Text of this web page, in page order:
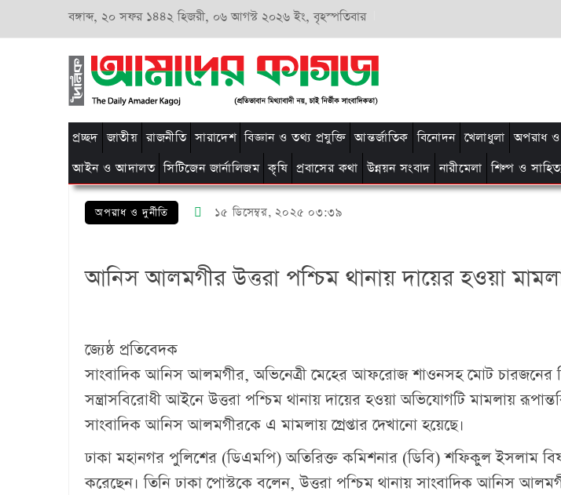
বঙ্গাব্দ, ২০ সফর ১৪৪২ হিজরী, ০৬ আগস্ট ২০২৬ ইং, বৃহস্পতিবার
প্রচ্ছদ জাতীয় রাজনীতি সারাদেশ বিজ্ঞান ও তথ্য প্রযুক্তি আন্তর্জাতিক বিনোদন খেলাধুলা অপরাধ ও
আইন ও আদালত সিটিজেন জার্নালিজম কৃষি প্রবাসের কথা উন্নয়ন সংবাদ নারীমেলা শিল্প ও
অপরাধ ও দুর্নীতি ১৫ ডিসেম্বর, ২০২৫ ০৩:৩৯
আনিস আলমগীর উত্তরা পশ্চিম থানায় দায়ের হওয়া
জ্যেষ্ঠ প্রতিবেদক
সাংবাদিক আনিস আলমগীর, অভিনেত্রী মেহের আফরোজ শাওনসহ মোট চারজনের
সন্ত্রাসবিরোধী আইনে উত্তরা পশ্চিম থানায় দায়ের হওয়া অভিযোগটি মামলায়
সাংবাদিক আনিস আলমগীরকে এ মামলায় গ্রেপ্তার দেখানো হয়েছে।
ঢাকা মহানগর পুলিশের (ডিএমপি) অতিরিক্ত কমিশনার (ডিবি) শফিকুল ইসলাম
করেছেন। তিনি ঢাকা পোস্টকে বলেন, উত্তরা পশ্চিম থানায় সাংবাদিক আনিস